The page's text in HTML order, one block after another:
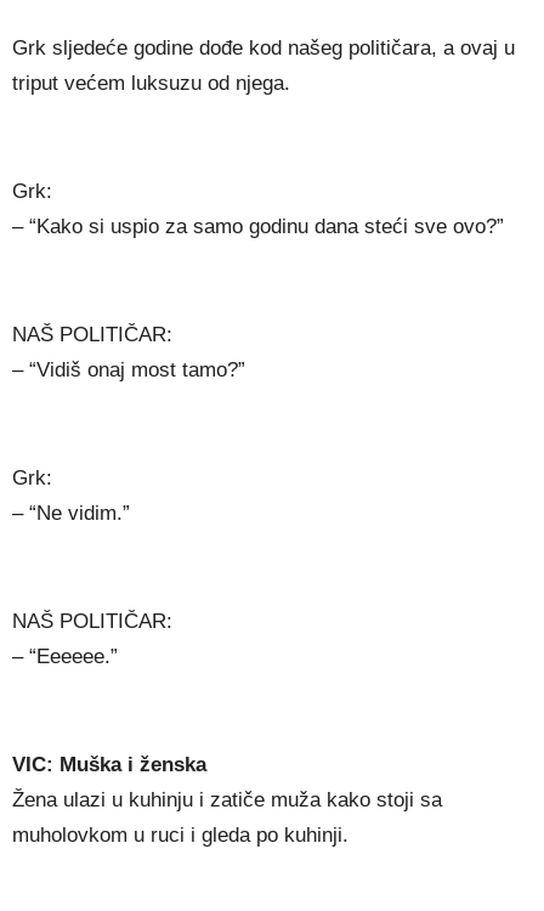
Grk sljedeće godine dođe kod našeg političara, a ovaj u
triput većem luksuzu od njega.
Grk:
– “Kako si uspio za samo godinu dana steći sve ovo?”
NAŠ POLITIČAR:
– “Vidiš onaj most tamo?”
Grk:
– “Ne vidim.”
NAŠ POLITIČAR:
– “Eeeeee.”
VIC: Muška i ženska
Žena ulazi u kuhinju i zatiče muža kako stoji sa
muholovkom u ruci i gleda po kuhinji.